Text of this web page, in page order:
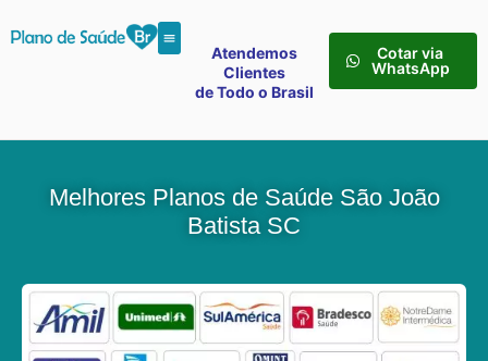
Atendemos
Clientes
de Todo o Brasil
Cotar via
WhatsApp
Melhores Planos de Saúde São João
Batista SC